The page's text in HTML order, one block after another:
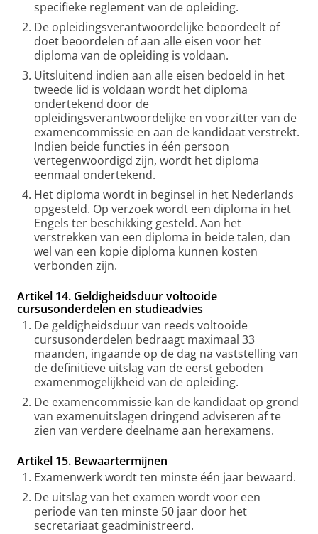
specifieke reglement van de opleiding.
De opleidingsverantwoordelijke beoordeelt of
doet beoordelen of aan alle eisen voor het
diploma van de opleiding is voldaan.
Uitsluitend indien aan alle eisen bedoeld in het
tweede lid is voldaan wordt het diploma
ondertekend door de
opleidingsverantwoordelijke en voorzitter van de
examencommissie en aan de kandidaat verstrekt.
Indien beide functies in één persoon
vertegenwoordigd zijn, wordt het diploma
eenmaal ondertekend.
Het diploma wordt in beginsel in het Nederlands
opgesteld. Op verzoek wordt een diploma in het
Engels ter beschikking gesteld. Aan het
verstrekken van een diploma in beide talen, dan
wel van een kopie diploma kunnen kosten
verbonden zijn.
Artikel 14. Geldigheidsduur voltooide
cursusonderdelen en studieadvies
De geldigheidsduur van reeds voltooide
cursusonderdelen bedraagt maximaal 33
maanden, ingaande op de dag na vaststelling van
de definitieve uitslag van de eerst geboden
examenmogelijkheid van de opleiding.
De examencommissie kan de kandidaat op grond
van examenuitslagen dringend adviseren af te
zien van verdere deelname aan herexamens.
Artikel 15. Bewaartermijnen
Examenwerk wordt ten minste één jaar bewaard.
De uitslag van het examen wordt voor een
periode van ten minste 50 jaar door het
secretariaat geadministreerd.